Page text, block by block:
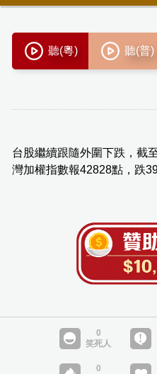
台股繼續跟隨外圍下跌，截
灣加權指數報42828點，跌